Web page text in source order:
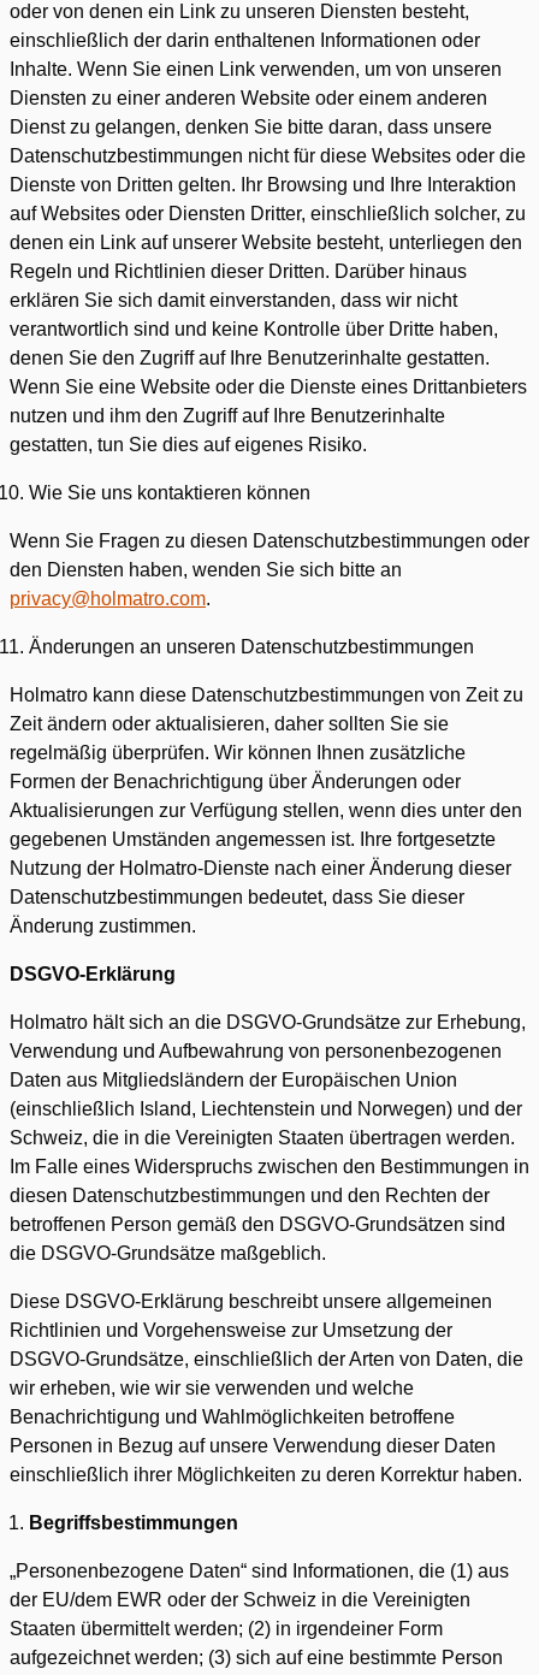
oder von denen ein Link zu unseren Diensten besteht,
einschließlich der darin enthaltenen Informationen oder
Inhalte. Wenn Sie einen Link verwenden, um von unseren
Diensten zu einer anderen Website oder einem anderen
Dienst zu gelangen, denken Sie bitte daran, dass unsere
Datenschutzbestimmungen nicht für diese Websites oder die
Dienste von Dritten gelten. Ihr Browsing und Ihre Interaktion
auf Websites oder Diensten Dritter, einschließlich solcher, zu
denen ein Link auf unserer Website besteht, unterliegen den
Regeln und Richtlinien dieser Dritten. Darüber hinaus
erklären Sie sich damit einverstanden, dass wir nicht
verantwortlich sind und keine Kontrolle über Dritte haben,
denen Sie den Zugriff auf Ihre Benutzerinhalte gestatten.
Wenn Sie eine Website oder die Dienste eines Drittanbieters
nutzen und ihm den Zugriff auf Ihre Benutzerinhalte
gestatten, tun Sie dies auf eigenes Risiko.
Wie Sie uns kontaktieren können
Wenn Sie Fragen zu diesen Datenschutzbestimmungen oder
den Diensten haben, wenden Sie sich bitte an
privacy@holmatro.com.
Änderungen an unseren Datenschutzbestimmungen
Holmatro kann diese Datenschutzbestimmungen von Zeit zu
Zeit ändern oder aktualisieren, daher sollten Sie sie
regelmäßig überprüfen. Wir können Ihnen zusätzliche
Formen der Benachrichtigung über Änderungen oder
Aktualisierungen zur Verfügung stellen, wenn dies unter den
gegebenen Umständen angemessen ist. Ihre fortgesetzte
Nutzung der Holmatro-Dienste nach einer Änderung dieser
Datenschutzbestimmungen bedeutet, dass Sie dieser
Änderung zustimmen.
DSGVO-Erklärung
Holmatro hält sich an die DSGVO-Grundsätze zur Erhebung,
Verwendung und Aufbewahrung von personenbezogenen
Daten aus Mitgliedsländern der Europäischen Union
(einschließlich Island, Liechtenstein und Norwegen) und der
Schweiz, die in die Vereinigten Staaten übertragen werden.
Im Falle eines Widerspruchs zwischen den Bestimmungen in
diesen Datenschutzbestimmungen und den Rechten der
betroffenen Person gemäß den DSGVO-Grundsätzen sind
die DSGVO-Grundsätze maßgeblich.
Diese DSGVO-Erklärung beschreibt unsere allgemeinen
Richtlinien und Vorgehensweise zur Umsetzung der
DSGVO-Grundsätze, einschließlich der Arten von Daten, die
wir erheben, wie wir sie verwenden und welche
Benachrichtigung und Wahlmöglichkeiten betroffene
Personen in Bezug auf unsere Verwendung dieser Daten
einschließlich ihrer Möglichkeiten zu deren Korrektur haben.
Begriffsbestimmungen
„Personenbezogene Daten“ sind Informationen, die (1) aus
der EU/dem EWR oder der Schweiz in die Vereinigten
Staaten übermittelt werden; (2) in irgendeiner Form
aufgezeichnet werden; (3) sich auf eine bestimmte Person